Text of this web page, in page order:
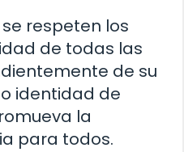
respeten los
de todas las
de su
identidad de
la
para todos.